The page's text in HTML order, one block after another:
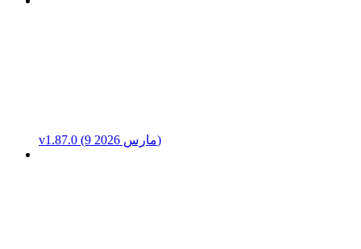
v1.87.0 (9 مارس 2026)